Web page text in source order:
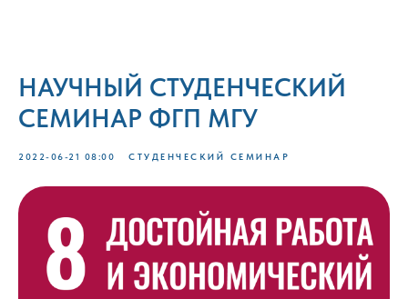
НАУЧНЫЙ СТУДЕНЧЕСКИЙ
СЕМИНАР ФГП МГУ
2022-06-21 08:00 СТУДЕНЧЕСКИЙ СЕМИНАР